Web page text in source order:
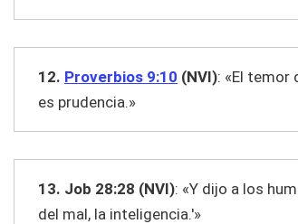
12. Proverbios 9:10 (NVI): «El temor
es prudencia.»
13. Job 28:28 (NVI): «Y dijo a los
del mal, la inteligencia.'»